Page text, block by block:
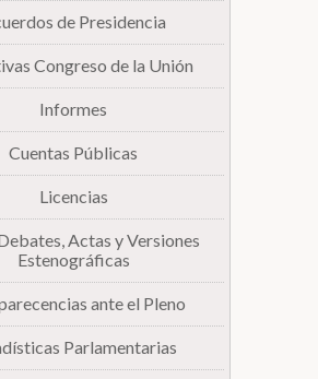
de Presidencia
Congreso de la Unión
Informes
Cuentas Públicas
Licencias
Actas y Versiones
Estenográficas
ante el Pleno
Parlamentarias